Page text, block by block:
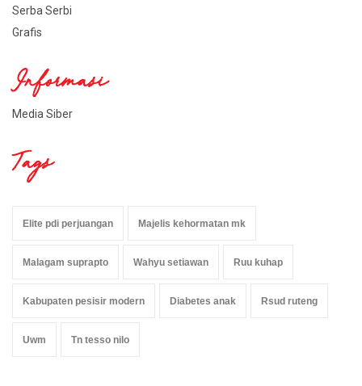
Serba Serbi
Grafis
Informasi
Media Siber
Tags
Elite pdi perjuangan Majelis kehormatan mk
Malagam suprapto Wahyu setiawan Ruu kuhap
Kabupaten pesisir modern Diabetes anak Rsud ruteng
Uwm Tn tesso nilo